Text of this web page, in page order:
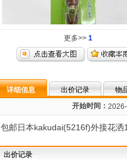
更多>> 1
详细信息 出价记录 物
开始时间：
包邮日本kakudai(5216f)外接花洒
出价记录